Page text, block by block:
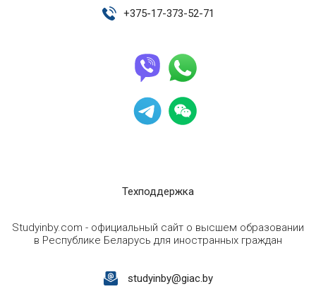
+375-17-373-52-71
Техподдержка
Studyinby.com - официальный сайт о высшем образовании
в Республике Беларусь для иностранных граждан
studyinby@giac.by